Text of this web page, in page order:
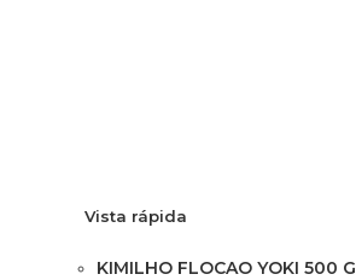
Vista rápida
KIMILHO FLOCAO YOKI 500 G